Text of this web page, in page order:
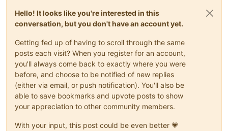
Hello! It looks like you're interested in this
conversation, but you don't have an account yet.
Getting fed up of having to scroll through the same
posts each visit? When you register for an account,
you'll always come back to exactly where you were
before, and choose to be notified of new replies
(either via email, or push notification). You'll also be
able to save bookmarks and upvote posts to show
your appreciation to other community members.
With your input, this post could be even better 💗